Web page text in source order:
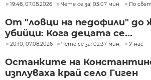
19:48, 07.08.2026 Чете се за: 03:07 мин. По
От "ловци на педофили" до
убийци: Кога децата се...
20:10, 07.08.2026 Чете се за: 02:37 мин. У нас
Останките на
изплуваха край село Гиген